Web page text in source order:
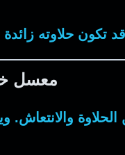
تكون حلاوته
معسل
والانتعاش.